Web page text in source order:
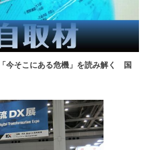
今そこにある危機」を読み解く 国